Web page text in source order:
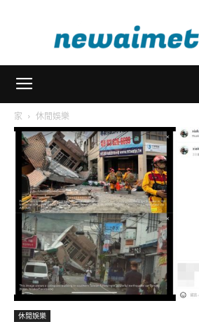
家 休閒娛樂
休閒娛樂